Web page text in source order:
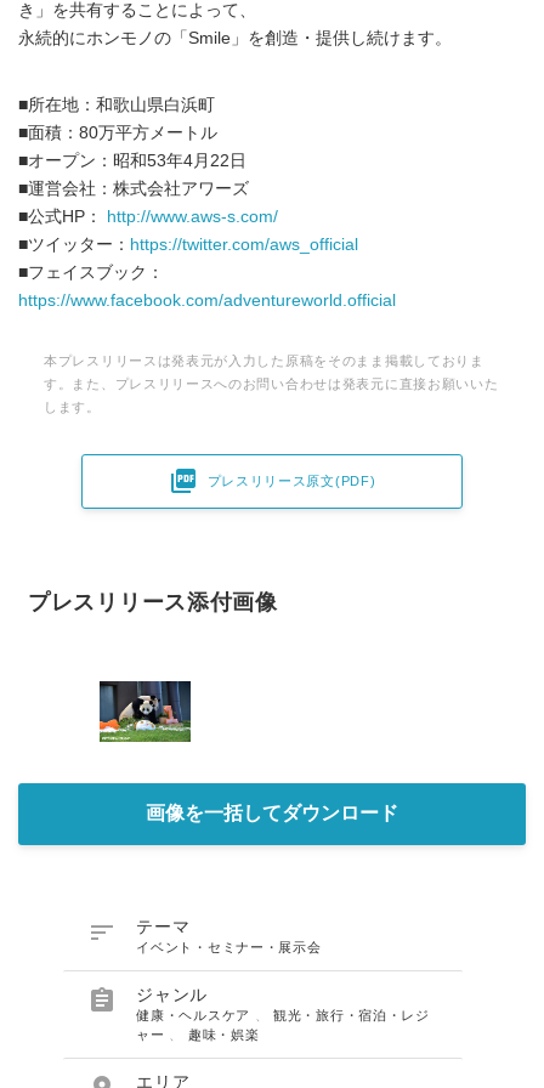
き」を共有することによって、
永続的にホンモノの「Smile」を創造・提供し続けます。
■所在地：和歌山県白浜町
■面積：80万平方メートル
■オープン：昭和53年4月22日
■運営会社：株式会社アワーズ
■公式HP：
http://www.aws-s.com/
■ツイッター： https://twitter.com/aws_official
■フェイスブック：
https://www.facebook.com/adventureworld.official
本プレスリリースは発表元が入力した原稿をそのまま掲載しておりま
す。また、プレスリリースへのお問い合わせは発表元に直接お願いいた
します。
 プレスリリース原文(PDF)
プレスリリース添付画像
画像を一括してダウンロード
 テーマ
イベント・セミナー・展示会
 ジャンル
健康・ヘルスケア 、観光・旅行・宿泊・レジ
ャー
趣味・娯楽
エリア